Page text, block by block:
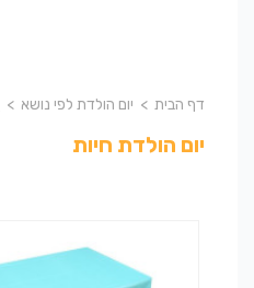
דף הבית > יום הולדת לפי נושא >
יום הולדת חיות